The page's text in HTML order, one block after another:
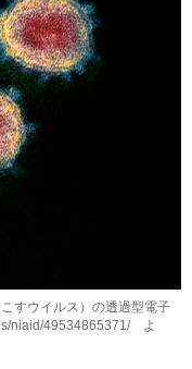
すウイルス）の透過型電子
niaid/49534865371/ よ